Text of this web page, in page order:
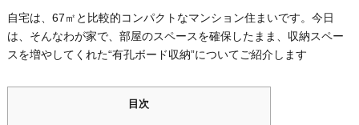
自宅は、67㎡と比較的コンパクトなマンション住まいです。今日
は、そんなわが家で、部屋のスペースを確保したまま、収納スペー
スを増やしてくれた“有孔ボード収納”についてご紹介します
目次